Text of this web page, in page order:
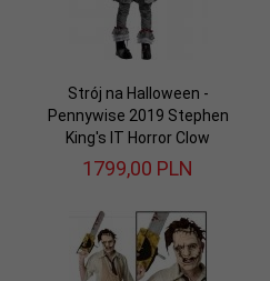
Strój na Halloween -
Pennywise 2019 Stephen
King's IT Horror Clow
1799,00 PLN